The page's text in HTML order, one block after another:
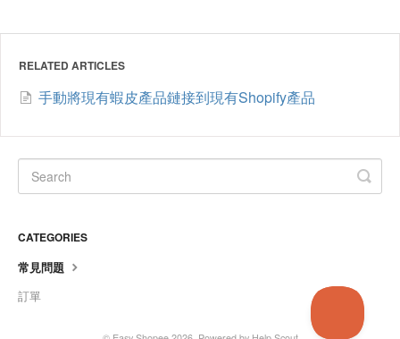
RELATED ARTICLES
手動將現有蝦皮產品鏈接到現有Shopify產品
CATEGORIES
常見問題
訂單